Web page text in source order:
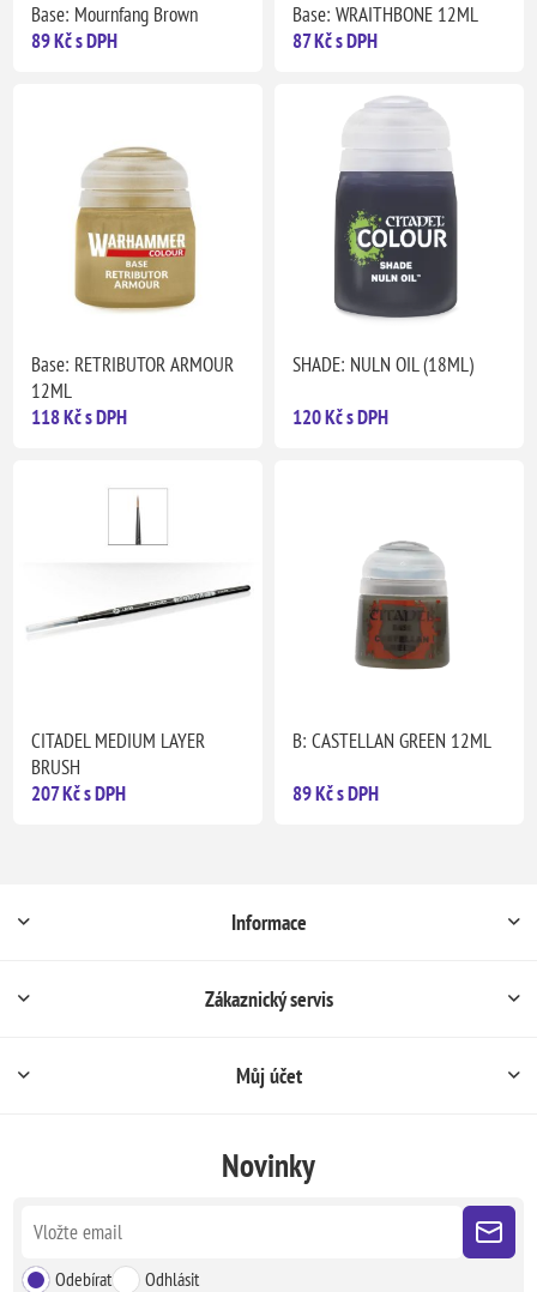
Base: Mournfang Brown
89 Kč s DPH
Base: WRAITHBONE 12ML
87 Kč s DPH
Base: RETRIBUTOR ARMOUR
12ML
118 Kč s DPH
SHADE: NULN OIL (18ML)
120 Kč s DPH
CITADEL MEDIUM LAYER
BRUSH
207 Kč s DPH
B: CASTELLAN GREEN 12ML
89 Kč s DPH
Informace
Zákaznický servis
Můj účet
Novinky
Odebírat Odhlásit